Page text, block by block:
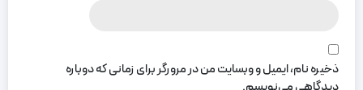
ذخیره نام، ایمیل و وبسایت من در مرورگر برای زمانی که دوباره